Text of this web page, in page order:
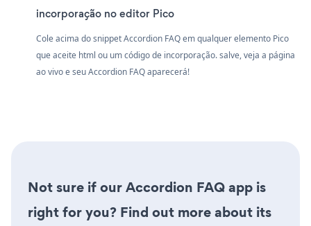
incorporação no editor Pico
Cole acima do snippet Accordion FAQ em qualquer elemento Pico
que aceite html ou um código de incorporação. salve, veja a página
ao vivo e seu Accordion FAQ aparecerá!
Not sure if our Accordion FAQ app is
right for you? Find out more about its